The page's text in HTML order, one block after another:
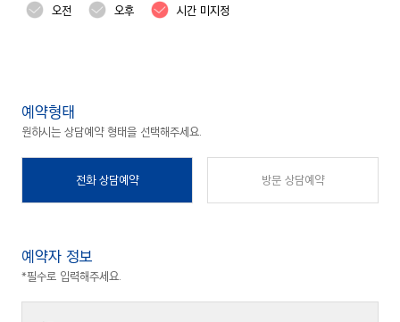
오전 오후 시간 미지정
예약형태
원하시는 상담예약 형태을 선택해주세요.
전화 상담예약 방문 상담예약
예약자 정보
*필수로 입력해주세요.